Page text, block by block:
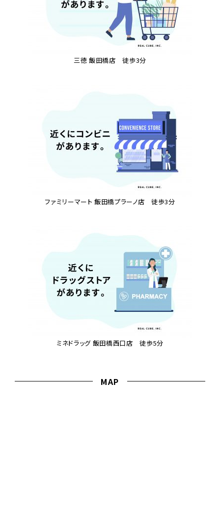
三徳 飯田橋店 徒歩3分
ファミリーマート 飯田橋プラーノ店 徒歩3分
ミネドラッグ 飯田橋西口店 徒歩5分
MAP